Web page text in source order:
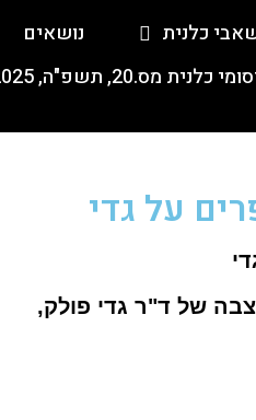
כלנית נושאים
מס.20, תשפ"ה, 5.2.2025
על גדי
של ד"ר גדי פולק,